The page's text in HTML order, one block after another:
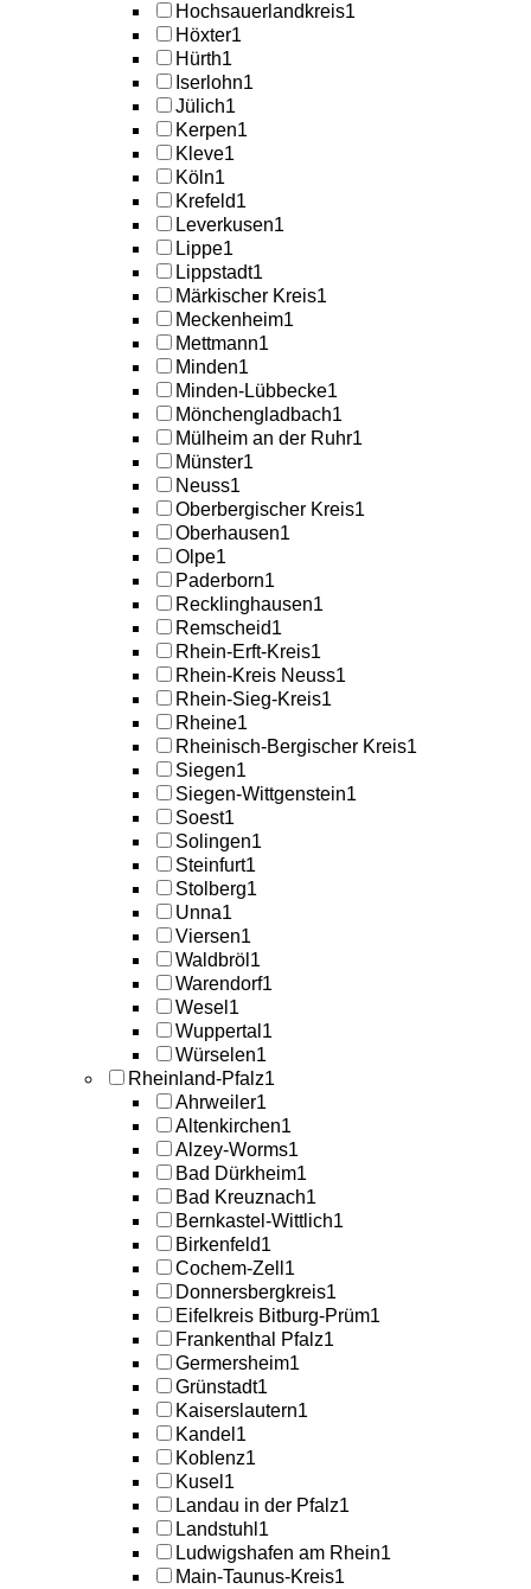
Hochsauerlandkreis1
Höxter1
Hürth1
Iserlohn1
Jülich1
Kerpen1
Kleve1
Köln1
Krefeld1
Leverkusen1
Lippe1
Lippstadt1
Märkischer Kreis1
Meckenheim1
Mettmann1
Minden1
Minden-Lübbecke1
Mönchengladbach1
Mülheim an der Ruhr1
Münster1
Neuss1
Oberbergischer Kreis1
Oberhausen1
Olpe1
Paderborn1
Recklinghausen1
Remscheid1
Rhein-Erft-Kreis1
Rhein-Kreis Neuss1
Rhein-Sieg-Kreis1
Rheine1
Rheinisch-Bergischer Kreis1
Siegen1
Siegen-Wittgenstein1
Soest1
Solingen1
Steinfurt1
Stolberg1
Unna1
Viersen1
Waldbröl 1
Warendorf1
Wesel 1
Wuppertal 1
Würselen1
Rheinland-Pfalz1
Ahrweiler1
Altenkirchen1
Alzey-Worms1
Bad Dürkheim1
Bad Kreuznach1
Bernkastel-Wittlich1
Birkenfeld1
Cochem-Zell 1
Donnersbergkreis1
Eifelkreis Bitburg-Prüm1
Frankenthal Pfalz1
Germersheim1
Grünstadt1
Kaiserslautern1
Kandel 1
Koblenz1
Kusel 1
Landau in der Pfalz1
Landstuhl 1
Ludwigshafen am Rhein1
Main-Taunus-Kreis1